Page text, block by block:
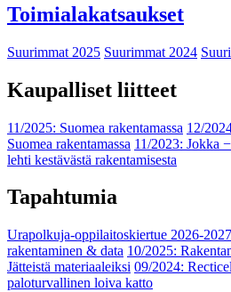
Toimialakatsaukset
Suurimmat 2025 Suurimmat 2024
Kaupalliset liitteet
11/2025: Suomea rakentamassa 12/
Suomea rakentamassa 11/2023: Jokka
lehti kestävästä rakentamisesta
Tapahtumia
Urapolkuja-oppilaitoskiertue 2026-2027
rakentaminen & data 10/2025:
Jätteistä materiaaleiksi 09/2024:
paloturvallinen loiva katto